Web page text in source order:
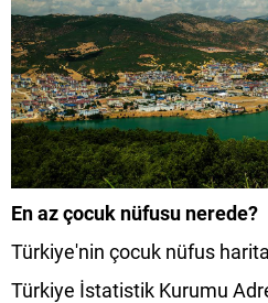
En az çocuk nüfusu nerede?
Türkiye'nin çocuk nüfus
Türkiye İstatistik Kurumu